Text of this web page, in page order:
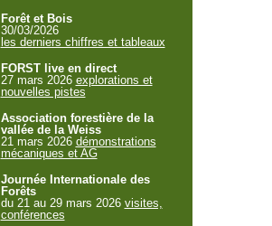
Forêt et Bois
30/03/2026
les derniers chiffres et tableaux
FORST live en direct
27 mars 2026 explorations et
nouvelles pistes
Association forestière de la
vallée de la Weiss
21 mars 2026 démonstrations
mécaniques et AG
Journée Internationale des
Forêts
du 21 au 29 mars 2026 visites,
conférences